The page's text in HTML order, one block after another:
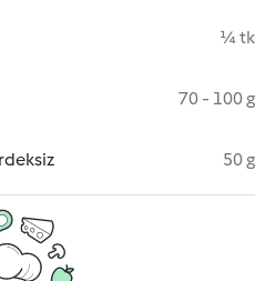
¼ tk
70 - 100 g
50 g